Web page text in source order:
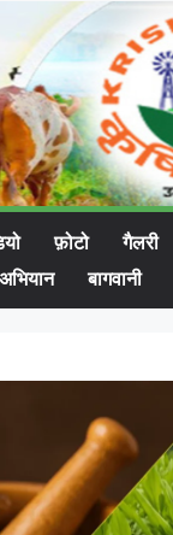
फ़ोटो गैलरी
बागवानी